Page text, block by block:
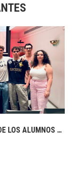
PRESENTACIÓN DE PROYECTOS FINALES DE LOS ALUMNOS DE 3º DE DISEÑO GRÁFICO